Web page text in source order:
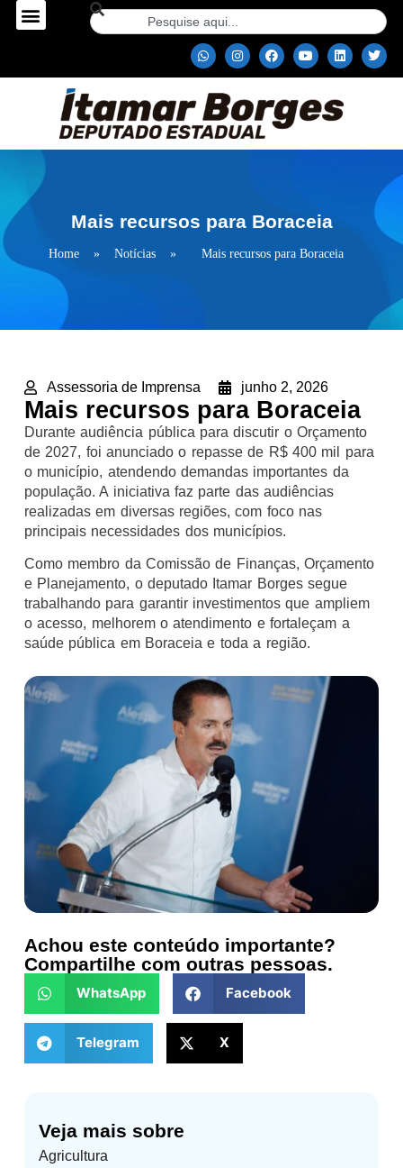
Mais recursos para Boraceia
Home » Notícias » Mais recursos para Boraceia
Veja mais sobre
Agricultura
Assessoria de Imprensa junho 2, 2026
Mais recursos para Boraceia
Durante audiência pública para discutir o Orçamento
de 2027, foi anunciado o repasse de R$ 400 mil para
o município, atendendo demandas importantes da
população. A iniciativa faz parte das audiências
realizadas em diversas regiões, com foco nas
principais necessidades dos municípios.
Como membro da Comissão de Finanças, Orçamento
e Planejamento, o deputado Itamar Borges segue
trabalhando para garantir investimentos que ampliem
o acesso, melhorem o atendimento e fortaleçam a
saúde pública em Boraceia e toda a região.
Achou este conteúdo importante?
Compartilhe com outras pessoas.
WhatsApp Facebook
Telegram X